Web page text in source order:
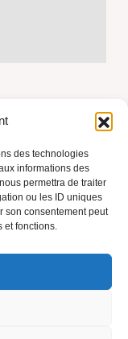
des technologies
informations des
permettra de traiter
ou les ID uniques
son consentement peut
et fonctions.
Marius, artisan
de toiture,
Savoir-faire,